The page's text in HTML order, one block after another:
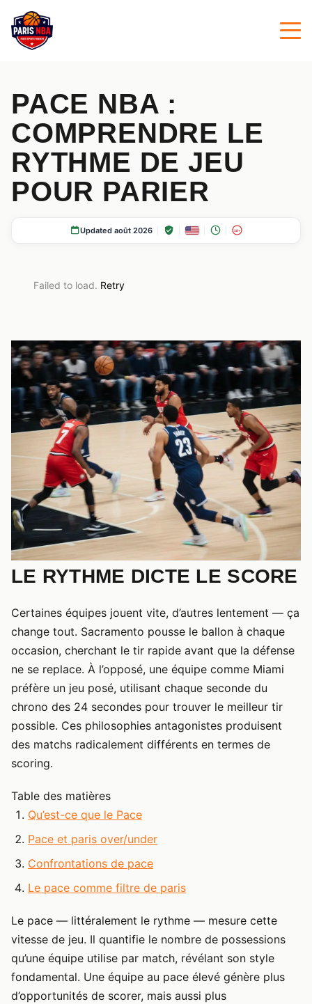
PACE NBA :
COMPRENDRE LE
RYTHME DE JEU
POUR PARIER
Updated août 2026 18+
Failed to load. Retry
LE RYTHME DICTE LE SCORE
Certaines équipes jouent vite, d’autres lentement — ça
change tout. Sacramento pousse le ballon à chaque
occasion, cherchant le tir rapide avant que la défense
ne se replace. À l’opposé, une équipe comme Miami
préfère un jeu posé, utilisant chaque seconde du
chrono des 24 secondes pour trouver le meilleur tir
possible. Ces philosophies antagonistes produisent
des matchs radicalement différents en termes de
scoring.
Table des matières
Qu’est-ce que le Pace
Pace et paris over/under
Confrontations de pace
Le pace comme filtre de paris
Le pace — littéralement le rythme — mesure cette
vitesse de jeu. Il quantifie le nombre de possessions
qu’une équipe utilise par match, révélant son style
fondamental. Une équipe au pace élevé génère plus
d’opportunités de scorer, mais aussi plus